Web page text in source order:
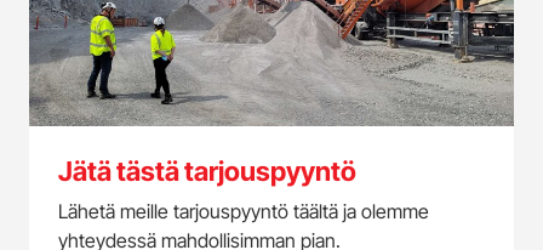
Jätä tästä tarjouspyyntö
Lähetä meille tarjouspyyntö täältä ja olemme
yhteydessä mahdollisimman pian.